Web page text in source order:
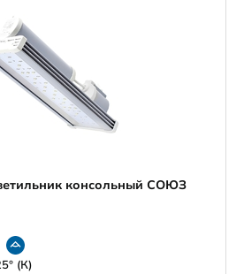
консольный СОЮЗ
(К)